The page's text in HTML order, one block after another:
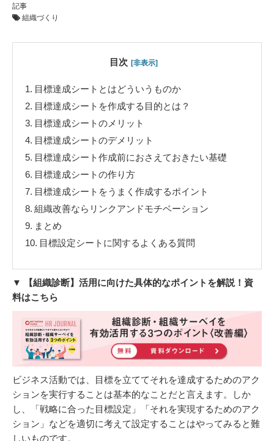
記事
組織づくり
目次 [非表示]
1. 目標達成シートとはどういうものか
2. 目標達成シートを作成する目的とは？
3. 目標達成シートのメリット
4. 目標達成シートのデメリット
5. 目標達成シート作成前におさえておきたい基礎
6. 目標達成シートの作り方
7. 目標達成シートをうまく作成するポイント
8. 組織改善ならリンクアンドモチベーション
9. まとめ
10. 目標設定シートに関するよくある質問
▼ 【組織診断】活用に向けた具体的なポイントを解説！資
料はこちら
ビジネス活動では、目標を立ててそれを達成するためのアク
ションを実行することは基本的なことだと言えます。しか
し、「戦略に合った目標設定」「それを実現するためのアク
ション」などを適切に考えて設定することはやってみると難
しいものです。